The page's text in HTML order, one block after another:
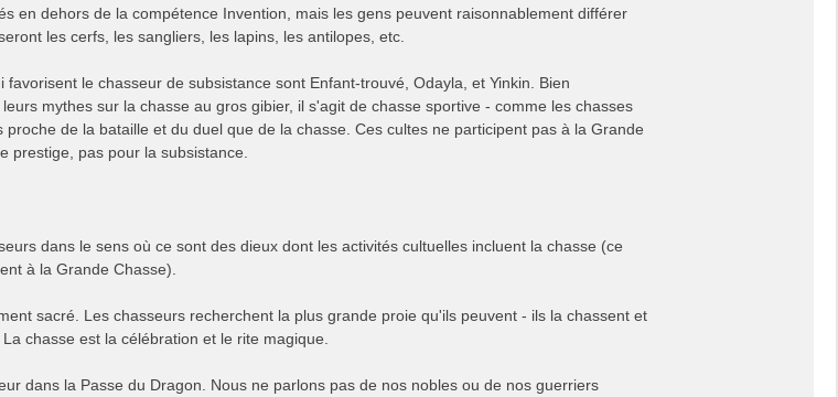
en dehors de la compétence Invention, mais les gens peuvent raisonnablement différer
les cerfs, les sangliers, les lapins, les antilopes, etc.
le chasseur de subsistance sont Enfant-trouvé, Odayla, et Yinkin. Bien
mythes sur la chasse au gros gibier, il s'agit de chasse sportive - comme les chasses
de la bataille et du duel que de la chasse. Ces cultes ne participent pas à la Grande
prestige, pas pour la subsistance.
dans le sens où ce sont des dieux dont les activités cultuelles incluent la chasse (ce
à la Grande Chasse).
sacré. Les chasseurs recherchent la plus grande proie qu'ils peuvent - ils la chassent et
chasse est la célébration et le rite magique.
dans la Passe du Dragon. Nous ne parlons pas de nos nobles ou de nos guerriers